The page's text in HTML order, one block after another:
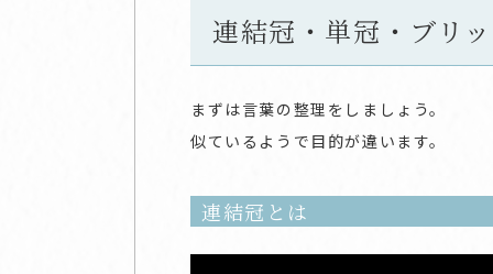
連結冠・単冠・ブリ
まずは言葉の整理をしましょう。
似ているようで目的が違います。
連結冠とは